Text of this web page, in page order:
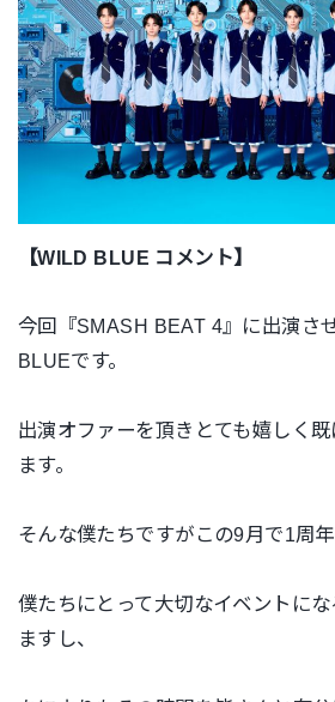
【WILD BLUE コメント】
今回『SMASH BEAT 4』に出演さ
BLUEです。
出演オファーを頂きとても嬉しく
ます。
そんな僕たちですがこの9月で1周
僕たちにとって大切なイベントに
ますし、